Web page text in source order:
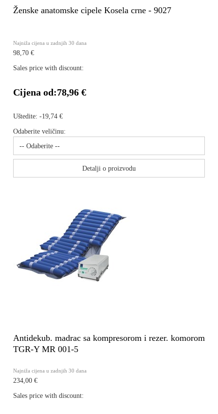
Ženske anatomske cipele Kosela crne - 9027
Najniža cijena u zadnjih 30 dana
98,70 €
Sales price with discount:
Cijena od:78,96 €
Uštedite: -19,74 €
Odaberite veličinu:
Detalji o proizvodu
Antidekub. madrac sa kompresorom i rezer. komorom
TGR-Y MR 001-5
Najniža cijena u zadnjih 30 dana
234,00 €
Sales price with discount: